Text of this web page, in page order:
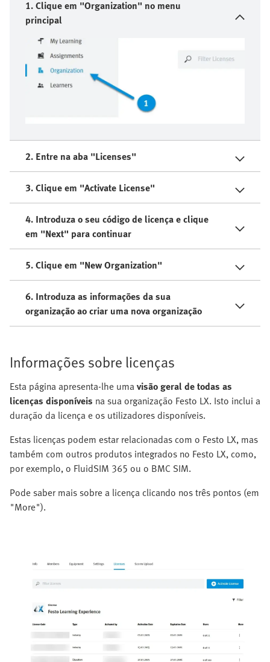
1. Clique em "Organization" no menu
principal
2. Entre na aba "Licenses"
3. Clique em "Activate License"
4. Introduza o seu código de licença e clique
em "Next" para continuar
5. Clique em "New Organization"
6. Introduza as informações da sua
organização ao criar uma nova organização
Informações sobre licenças
Esta página apresenta-lhe umavisão geral de todas as
licenças disponíveis na sua organização Festo LX. Isto inclui a
duração da licença e os utilizadores disponíveis.
Estas licenças podem estar relacionadas com o Festo LX, mas
também com outros produtos integrados no Festo LX, como,
por exemplo, o FluidSIM 365 ou o BMC SIM.
Pode saber mais sobre a licença clicando nos três pontos (em
"More").